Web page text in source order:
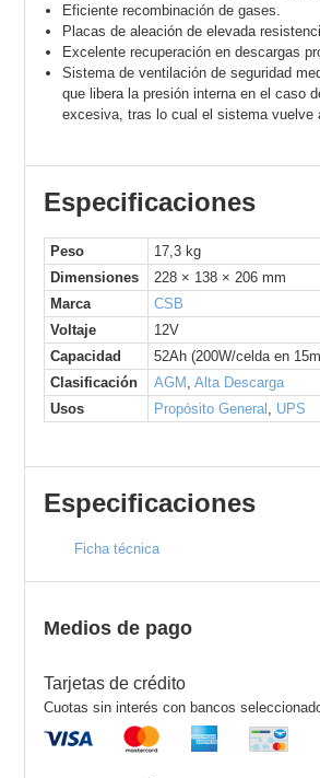
Eficiente recombinación de gases.
Placas de aleación de elevada
Excelente recuperación en descargas
Sistema de ventilación de seguridad
que libera la presión interna en el caso
excesiva, tras lo cual el sistema vuelve
Especificaciones
Peso
17,3 kg
Dimensiones
228 × 138 × 206 mm
Marca
CSB
Voltaje
12V
Capacidad
52Ah (200W/celda en
Clasificación
AGM , Alta Descarga
Usos
Propósito General , UPS
Especificaciones
Ficha técnica
Medios de pago
Tarjetas de crédito
Cuotas sin interés con bancos